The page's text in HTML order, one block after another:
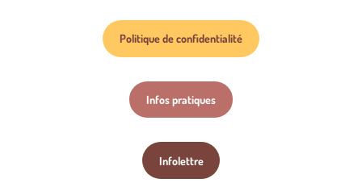
Politique de confidentialité
Infos pratiques
Infolettre